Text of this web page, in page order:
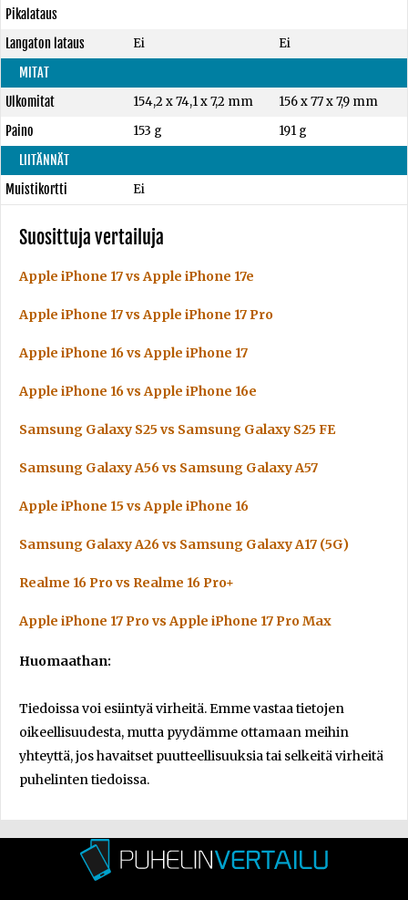
Pikalataus
Langaton lataus
Ei
Ei
MITAT
Ulkomitat
154,2 x 74,1 x 7,2 mm
156 x 77 x 7,9 mm
Paino
153 g
191 g
LIITÄNNÄT
Muistikortti
Ei
Suosittuja vertailuja
Apple iPhone 17 vs Apple iPhone 17e
Apple iPhone 17 vs Apple iPhone 17 Pro
Apple iPhone 16 vs Apple iPhone 17
Apple iPhone 16 vs Apple iPhone 16e
Samsung Galaxy S25 vs Samsung Galaxy S25 FE
Samsung Galaxy A56 vs Samsung Galaxy A57
Apple iPhone 15 vs Apple iPhone 16
Samsung Galaxy A26 vs Samsung Galaxy A17 (5G)
Realme 16 Pro vs Realme 16 Pro+
Apple iPhone 17 Pro vs Apple iPhone 17 Pro Max
Huomaathan:
Tiedoissa voi esiintyä virheitä. Emme vastaa tietojen
oikeellisuudesta, mutta pyydämme ottamaan meihin
yhteyttä, jos havaitset puutteellisuuksia tai selkeitä virheitä
puhelinten tiedoissa.